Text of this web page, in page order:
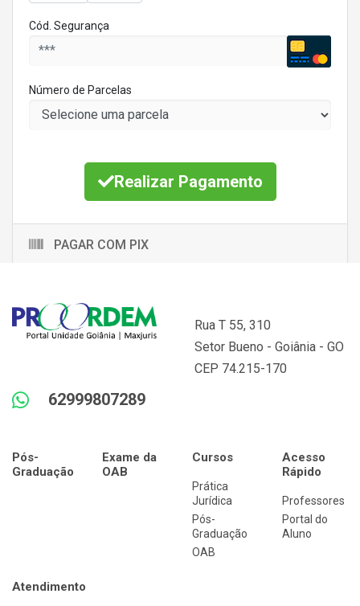
Cód. Segurança
Número de Parcelas
Realizar Pagamento
PAGAR COM PIX
Rua T 55, 310
Setor Bueno - Goiânia - GO
CEP 74.215-170
62999807289
Pós-
Graduação
Exame da
OAB
Cursos
Prática
Jurídica
Pós-
Graduação
OAB
Acesso
Rápido
Professores
Portal do
Aluno
Atendimento